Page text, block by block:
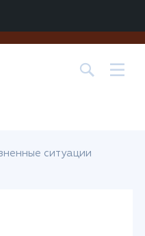
ситуации